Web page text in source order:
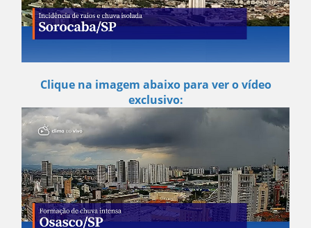
Clique na imagem abaixo para ver o vídeo
exclusivo: